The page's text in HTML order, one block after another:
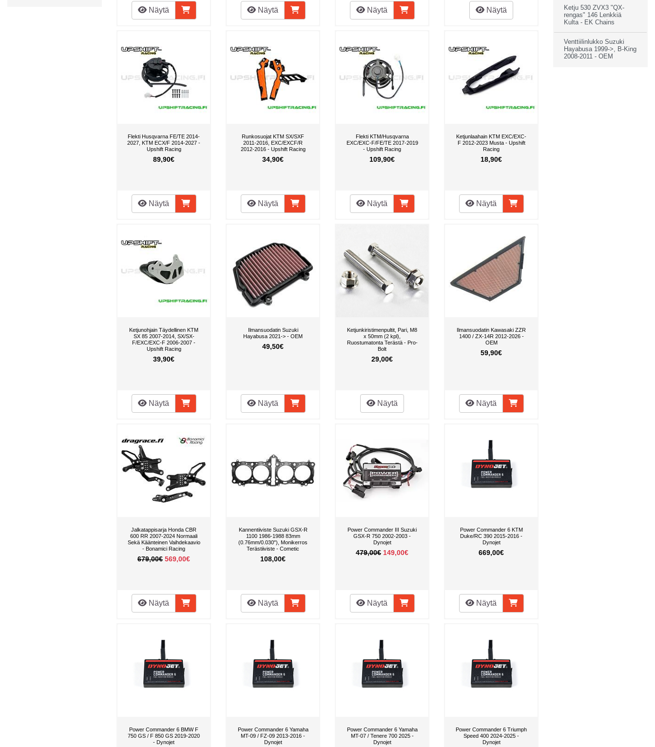
Näytä Näytä Näytä Näytä
Flekti Husqvarna FE/TE 2014-
2027, KTM ECX/F 2014-2027 -
Upshift Racing
89,90€
Näytä
Runkosuojat KTM SX/SXF
2011-2016, EXC/EXCF/R
2012-2016 - Upshift Racing
34,90€
Näytä
Flekti KTM/Husqvarna
EXC/EXC-F/FE/TE 2017-2019
- Upshift Racing
109,90€
Näytä
Ketjunlaahain KTM EXC/EXC-
F 2012-2023 Musta - Upshift
Racing
18,90€
Näytä
Ketjunohjain Täydellinen KTM
SX 85 2007-2014, SX/SX-
F/EXC/EXC-F 2006-2007 -
Upshift Racing
39,90€
Näytä
Ilmansuodatin Suzuki
Hayabusa 2021-> - OEM
49,50€
Näytä
Ketjunkiristimenpultit, Pari, M8
x 50mm (2 kpl),
Ruostumatonta Terästä - Pro-
Bolt
29,00€
Näytä
Ilmansuodatin Kawasaki ZZR
1400 / ZX-14R 2012-2026 -
OEM
59,90€
Näytä
Jalkatappisarja Honda CBR
600 RR 2007-2024 Normaali
Sekä Käänteinen Vaihdekaavio
- Bonamici Racing
679,00€ 569,00€
Näytä
Kannentiiviste Suzuki GSX-R
1100 1986-1988 83mm
(0.76mm/0.030"), Monikerros
Terästiiviste - Cometic
108,00€
Näytä
Power Commander III Suzuki
GSX-R 750 2002-2003 -
Dynojet
479,00€ 149,00€
Näytä
Power Commander 6 KTM
Duke/RC 390 2015-2016 -
Dynojet
669,00€
Näytä
Power Commander 6 BMW F
750 GS / F 850 GS 2019-2020
- Dynojet
Power Commander 6 Yamaha
MT-09 / FZ-09 2013-2016 -
Dynojet
Power Commander 6 Yamaha
MT-07 / Tenere 700 2025 -
Dynojet
Power Commander 6 Triumph
Speed 400 2024-2025 -
Dynojet
Ketju 530 ZVX3 "QX-
rengas" 146 Lenkkiä
Kulta - EK Chains
Venttiilinlukko Suzuki
Hayabusa 1999->, B-King
2008-2011 - OEM